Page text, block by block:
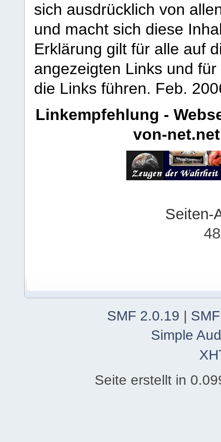
sich ausdrücklich von
und macht sich diese
Erklärung gilt für alle auf
angezeigten Links und
die Links führen. Feb.
Linkempfehlung -
von-net.net
Seiten-
SMF 2.0.19 |
Simple
Seite erstellt in